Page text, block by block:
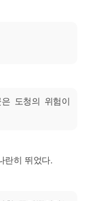
도청의 위험이
란히 뛰었다.